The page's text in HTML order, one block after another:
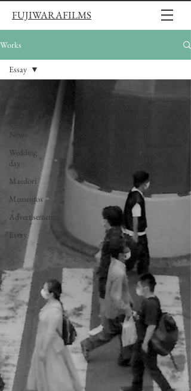
FUJIWARAFILMS
Works
News
Wedding
day
Maedori
Mementos
Advertisement
Essay
Essay